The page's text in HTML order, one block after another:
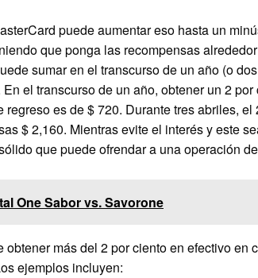
puede aumentar eso hasta un
que ponga las recompensas
sumar en el transcurso de un año (o
el transcurso de un año, obtener un 2
regreso es de $ 720. Durante tres abriles,
$ 2,160. Mientras evite el interés y este
que puede ofrendar a una operación
One Sabor vs. Savorone
obtener más del 2 por ciento en efectivo
ejemplos incluyen: